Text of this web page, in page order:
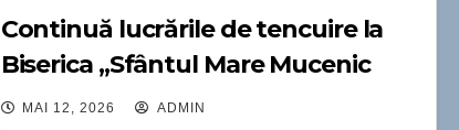
Continuă lucrările de tencuire la
Biserica „Sfântul Mare Mucenic
Dimitrie”.
MAI 12, 2026 ADMIN